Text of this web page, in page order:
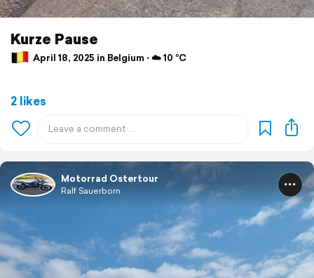
Kurze Pause
April 18, 2025 in Belgium ⋅ ☁️ 10 °C
2 likes
Motorrad Ostertour
Ralf Sauerborn